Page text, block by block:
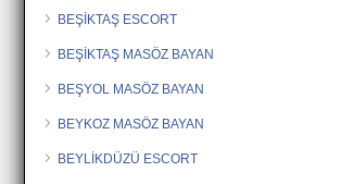
BEŞİKTAŞ ESCORT
BEŞİKTAŞ MASÖZ BAYAN
BEŞYOL MASÖZ BAYAN
BEYKOZ MASÖZ BAYAN
BEYLİKDÜZÜ ESCORT